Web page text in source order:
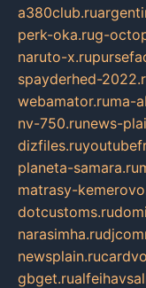
a380club.ru
perk-oka.rug-
naruto-x.ru
spayderhed-
webamator.ruma-
nv-750.runews-
dizfiles.ru
planeta-samara.ru
matrasy-
dotcustoms.ru
narasimha.ru
newsplain.ru
gbget.ru